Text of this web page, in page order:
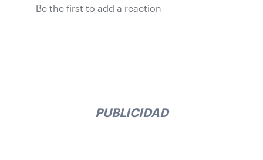
Be the first to add a reaction
PUBLICIDAD